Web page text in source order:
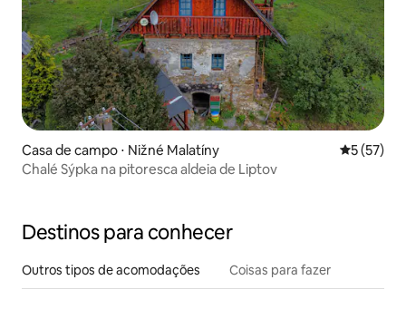
Casa de campo ⋅ Nižné Malatíny 5 de uma
5 (57)
Chalé Sýpka na pitoresca aldeia de Liptov
Destinos para conhecer
Outros tipos de acomodações Coisas para fazer